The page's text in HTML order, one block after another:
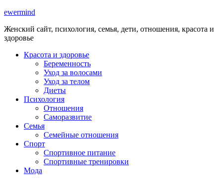
ewermind
Женский сайт, психология, семья, дети, отношения, красота и
здоровье
Красота и здоровье
Беременность
Уход за волосами
Уход за телом
Диеты
Психология
Отношения
Саморазвитие
Семья
Семейные отношения
Спорт
Спортивное питание
Спортивные тренировки
Мода